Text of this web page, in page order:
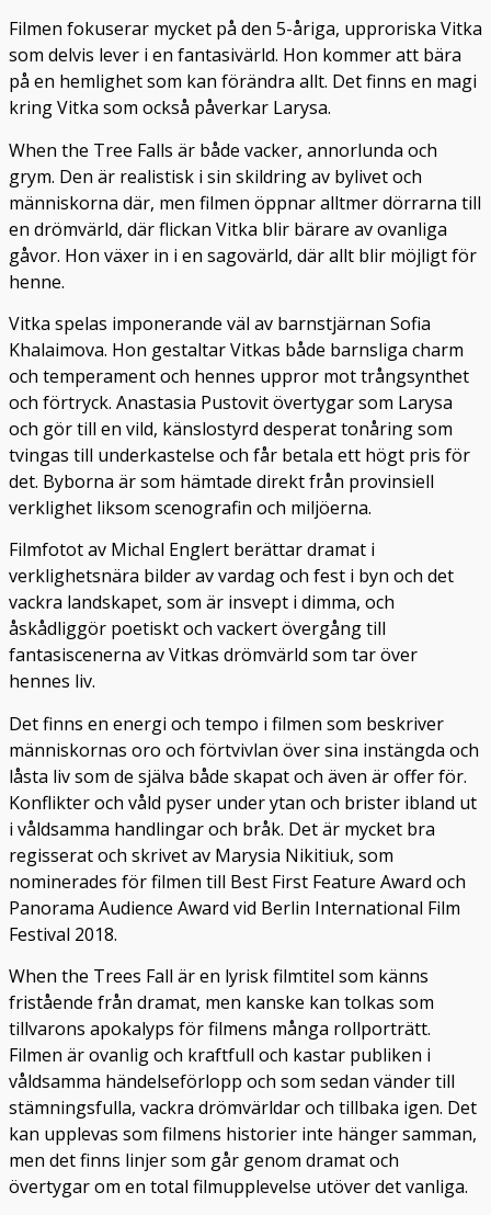
Filmen fokuserar mycket på den 5-åriga, upproriska Vitka
som delvis lever i en fantasivärld. Hon kommer att bära
på en hemlighet som kan förändra allt. Det finns en magi
kring Vitka som också påverkar Larysa.
When the Tree Falls är både vacker, annorlunda och
grym. Den är realistisk i sin skildring av bylivet och
människorna där, men filmen öppnar alltmer dörrarna till
en drömvärld, där flickan Vitka blir bärare av ovanliga
gåvor. Hon växer in i en sagovärld, där allt blir möjligt för
henne.
Vitka spelas imponerande väl av barnstjärnan Sofia
Khalaimova. Hon gestaltar Vitkas både barnsliga charm
och temperament och hennes uppror mot trångsynthet
och förtryck. Anastasia Pustovit övertygar som Larysa
och gör till en vild, känslostyrd desperat tonåring som
tvingas till underkastelse och får betala ett högt pris för
det. Byborna är som hämtade direkt från provinsiell
verklighet liksom scenografin och miljöerna.
Filmfotot av Michal Englert berättar dramat i
verklighetsnära bilder av vardag och fest i byn och det
vackra landskapet, som är insvept i dimma, och
åskådliggör poetiskt och vackert övergång till
fantasiscenerna av Vitkas drömvärld som tar över
hennes liv.
Det finns en energi och tempo i filmen som beskriver
människornas oro och förtvivlan över sina instängda och
låsta liv som de själva både skapat och även är offer för.
Konflikter och våld pyser under ytan och brister ibland ut
i våldsamma handlingar och bråk. Det är mycket bra
regisserat och skrivet av Marysia Nikitiuk, som
nominerades för filmen till Best First Feature Award och
Panorama Audience Award vid Berlin International Film
Festival 2018.
When the Trees Fall är en lyrisk filmtitel som känns
fristående från dramat, men kanske kan tolkas som
tillvarons apokalyps för filmens många rollporträtt.
Filmen är ovanlig och kraftfull och kastar publiken i
våldsamma händelseförlopp och som sedan vänder till
stämningsfulla, vackra drömvärldar och tillbaka igen. Det
kan upplevas som filmens historier inte hänger samman,
men det finns linjer som går genom dramat och
övertygar om en total filmupplevelse utöver det vanliga.